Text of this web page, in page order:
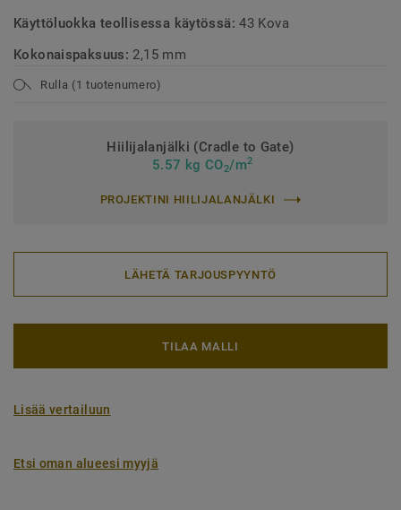
Käyttöluokka teollisessa käytössä:43 Kova
Kokonaispaksuus: 2,15 mm
Rulla (1 tuotenumero)
Hiilijalanjälki (Cradle to Gate)
5.57 kg CO2/m2
PROJEKTINI HIILIJALANJÄLKI
LÄHETÄ TARJOUSPYYNTÖ
TILAA MALLI
Lisää vertailuun
Etsi oman alueesi myyjä